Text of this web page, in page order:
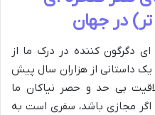
دگرگون کننده در درک ما از
یک داستانی از هزاران سال پیش
بی حد و حصر نیاکان ما
مجازی باشد، سفری است به